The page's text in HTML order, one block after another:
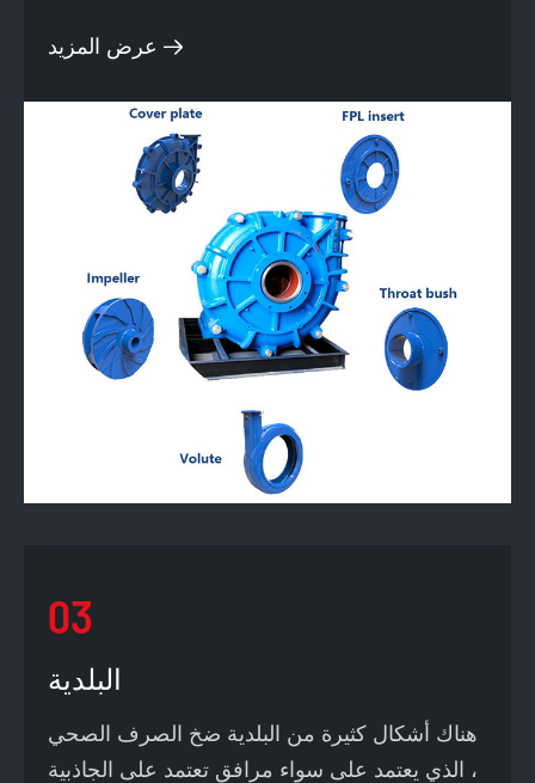

03
البلدية
هناك أشكال كثيرة من البلدية ضخ الصرف الصحي
، الذي يعتمد على سواء مرافق تعتمد على الجاذبية